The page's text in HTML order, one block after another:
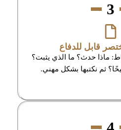
3
قابل للدفاع
ماذا حدث؟ ما الذي يثبت؟
ثم نكتبها بشكل مهني.